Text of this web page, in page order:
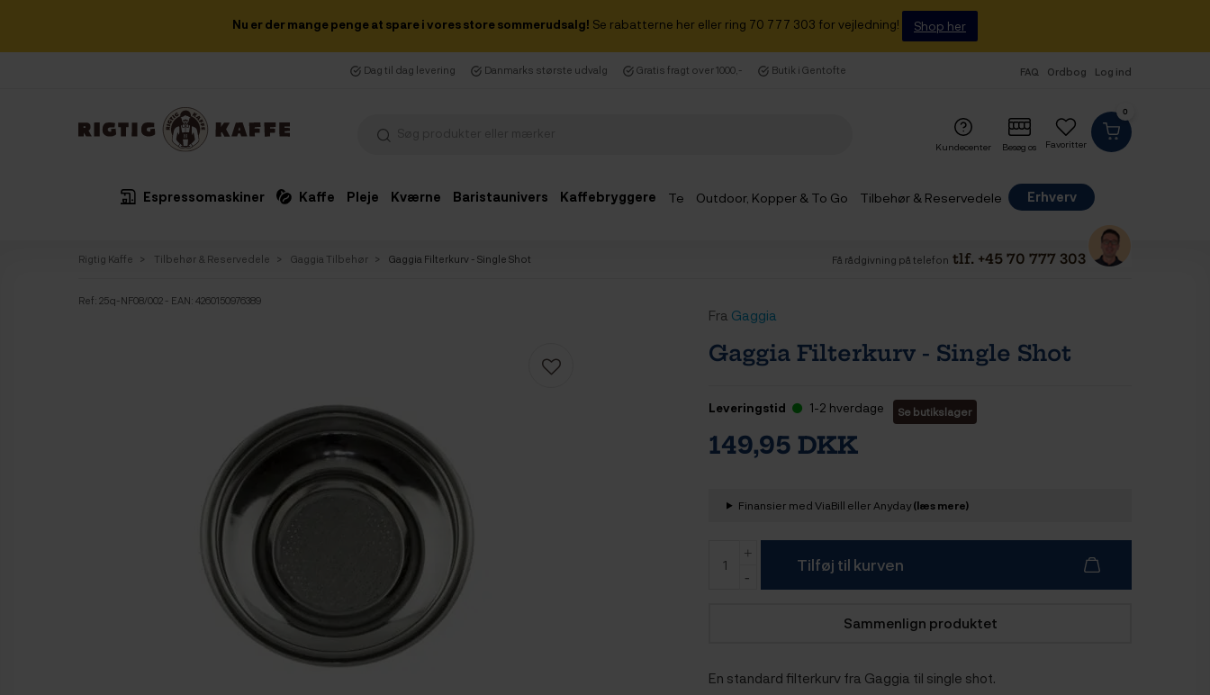
Nu er der mange penge at spare i vores store sommerudsalg! Se rabatterne her eller ring 70 777 303 for vejledning! Shop her
Dag til dag levering Danmarks største udvalg Gratis fragt over 1000,- Butik i Gentofte FAQ Ordbog Log ind
0
Favoritter
Kundecenter Besøg os
Espressomaskiner Kaffe Pleje Kværne Baristaunivers Kaffebryggere Te Outdoor, Kopper & To Go Tilbehør & Reservedele
Erhverv
Rigtig Kaffe Tilbehør & Reservedele Gaggia Tilbehør Gaggia Filterkurv - Single Shot Få rådgivning på telefon tlf. +45 70 777 303
Ref: 25q-NF08/002 - EAN: 4260150976389
Fra Gaggia
Gaggia Filterkurv - Single Shot
Leveringstid 1-2 hverdage Se butikslager
149,95 DKK
Finansier med ViaBill eller Anyday(læs mere)
Tilføj til kurven
Sammenlign produktet
En standard filterkurv fra Gaggia til single shot.